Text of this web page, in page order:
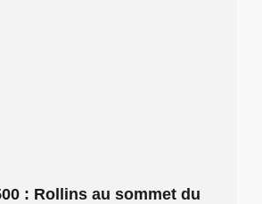
: Rollins au sommet du